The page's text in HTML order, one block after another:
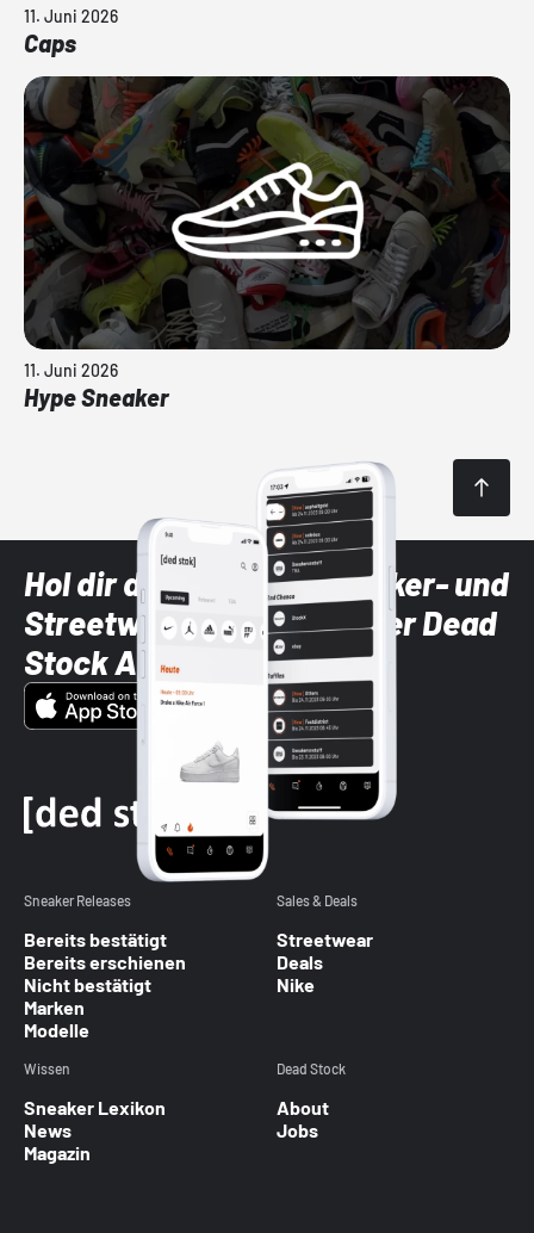
11. Juni 2026
Caps
11. Juni 2026
Hype Sneaker
Hol dir die neuesten Sneaker- und
Streetwear-Brands mit der Dead
Stock App
Sneaker Releases
Bereits bestätigt
Bereits erschienen
Nicht bestätigt
Marken
Modelle
Sales & Deals
Streetwear
Deals
Nike
Wissen
Sneaker Lexikon
News
Magazin
Dead Stock
About
Jobs